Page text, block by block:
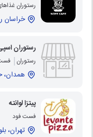
رستوران
خراسان
رستوران
رستوران
همدان،
پیتزا لوانته
فست فود
تهران،